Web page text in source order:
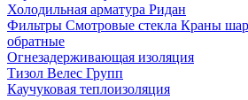
Холодильная арматура Ридан
Фильтры Смотровые стекла Краны
обратные
Огнезадерживающая изоляция
Тизол Велес Групп
Каучуковая теплоизоляция